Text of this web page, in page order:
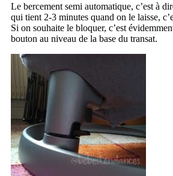
Le bercement semi automatique, c’est à
qui tient 2-3 minutes quand on le laisse,
Si on souhaite le bloquer, c’est
bouton au niveau de la base du transat.